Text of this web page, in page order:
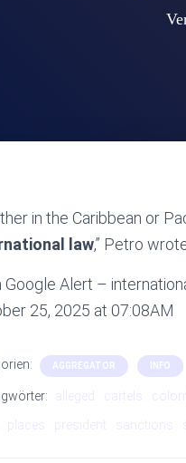
in the Caribbean or
law,” Petro
Google Alert –
25, 2025 at 07:08AM
AGGREGATOR INFO
alleged cartels
places president sanctions